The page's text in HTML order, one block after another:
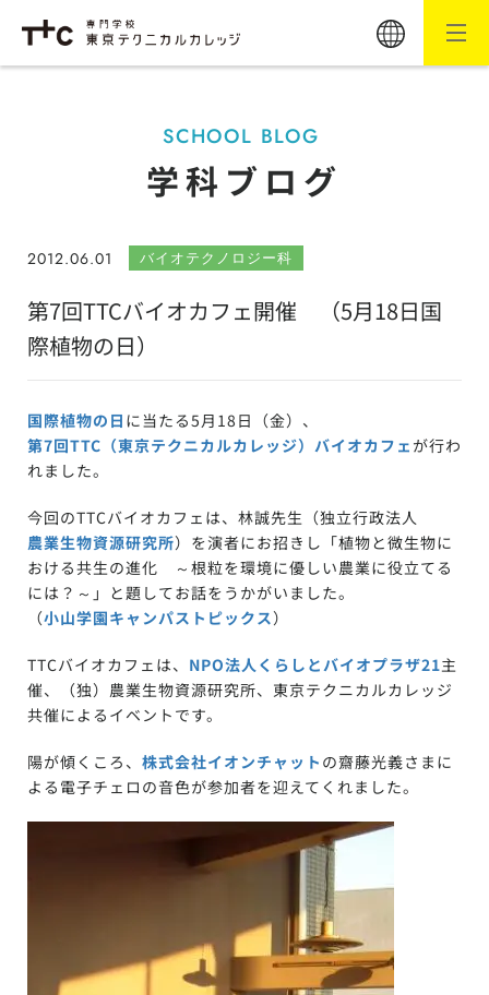
SCHOOL BLOG
学科ブログ
2012.06.01 バイオテクノロジー科
第7回TTCバイオカフェ開催 （5月18日国
際植物の日）
国際植物の日 に当たる5月18日（金）、
第7回TTC（東京テクニカルカレッジ）バイオカフェ が行わ
れました。
今回のTTCバイオカフェは、林誠先生（独立行政法人
農業生物資源研究所）を演者にお招きし「植物と微生物に
おける共生の進化 ～根粒を環境に優しい農業に役立てる
には？～」と題してお話をうかがいました。
（小山学園キャンパストピックス）
TTCバイオカフェは、 NPO法人くらしとバイオプラザ21主
催、（独）農業生物資源研究所、東京テクニカルカレッジ
共催によるイベントです。
陽が傾くころ、 株式会社イオンチャット の齋藤光義さまに
よる電子チェロの音色が参加者を迎えてくれました。